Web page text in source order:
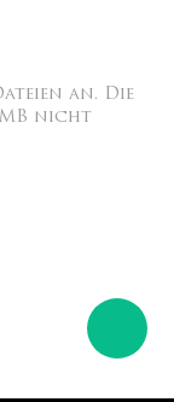
an. Die
nicht